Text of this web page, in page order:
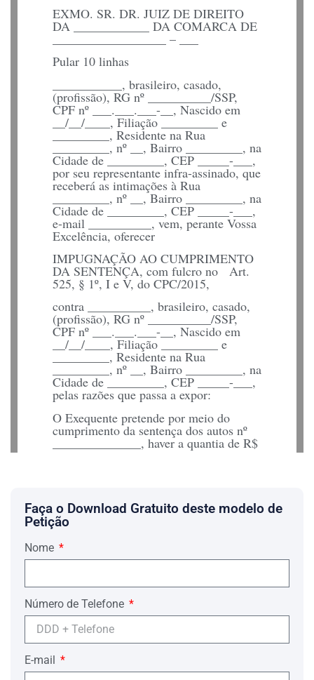
EXMO. SR. DR. JUIZ DE DIREITO
DA ____________ DA COMARCA DE
__________________ – ___
Pular 10 linhas
___________, brasileiro, casado,
(profissão), RG nº __________/SSP,
CPF nº ___.___.___-__, Nascido em
__/__/____, Filiação _________ e
_________, Residente na Rua
_________, nº __, Bairro _________, na
Cidade de _________, CEP _____-___,
por seu representante infra-assinado, que
receberá as intimações à Rua
_________, nº __, Bairro _________, na
Cidade de _________, CEP _____-___,
e-mail __________, vem, perante Vossa
Excelência, oferecer
IMPUGNAÇÃO AO CUMPRIMENTO
DA SENTENÇA, com fulcro no Art.
525, § 1º, I e V, do CPC/2015,
contra __________, brasileiro, casado,
(profissão), RG nº __________/SSP,
CPF nº ___.___.___-__, Nascido em
__/__/____, Filiação _________ e
_________, Residente na Rua
_________, nº __, Bairro _________, na
Cidade de _________, CEP _____-___,
pelas razões que passa a expor:
O Exequente pretende por meio do
cumprimento da sentença dos autos nº
______________, haver a quantia de R$
conforme demonstra cópia de contrato
em anexo (doc. __).
feito a citação em endereço diverso e
posteriormente por meios Editalícios,
declarado revel, julgado e condenado a
pagamento de quantia exorbitante, e
somente agora, na fase de
execução/cumprimento da sentença é
que o Executado/Impugnante tomou
conhecimento deste processo.
Além do mais, a citação, a qual o Réu
Faça o Download Gratuito deste modelo de
Petição
Nome
Número de Telefone
E-mail